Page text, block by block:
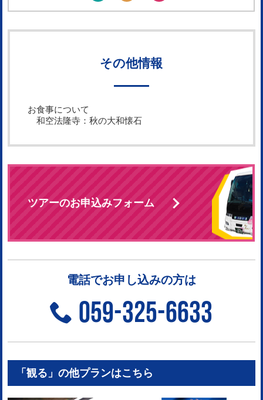
その他情報
お食事について
和空法隆寺：秋の大和懐石
ツアーのお申込みフォーム
電話でお申し込みの方は
059-325-6633
「観る」の他プランはこちら